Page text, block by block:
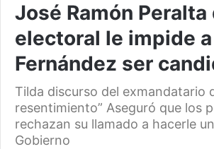
José Ramón
electoral le impide
Fernández ser
Tilda discurso del exmandatario
resentimiento” Aseguró que los
rechazan su llamado a hacerle
Gobierno